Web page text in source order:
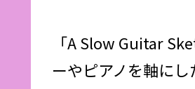
「A Slow Guitar
ーやピアノを軸にし